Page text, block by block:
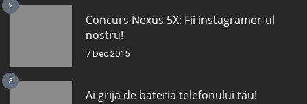
2
Concurs Nexus 5X: Fii instagramer-ul
nostru!
7 Dec 2015
3
Ai grijă de bateria telefonului tău!